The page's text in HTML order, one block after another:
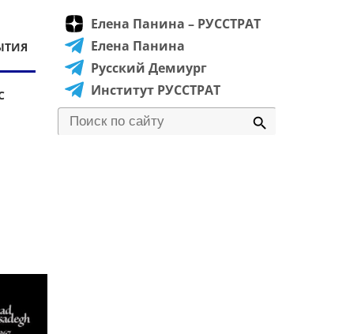
Елена Панина – РУССТРАТ
Елена Панина
Русский Демиург
Институт РУССТРАТ